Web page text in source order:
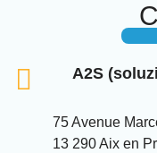
A2S
75 Avenue
13 290 Aix en